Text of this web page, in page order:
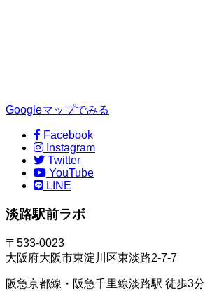
Googleマップでみる
Facebook
Instagram
Twitter
YouTube
LINE
淡路駅前ラボ
〒533-0023
大阪府大阪市東淀川区東淡路2-7-7
阪急京都線・阪急千里線淡路駅 徒歩3分